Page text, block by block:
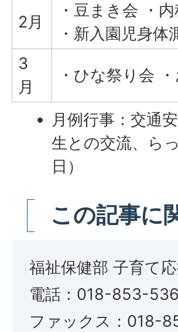
2月
・豆まき会 ・
・新入園児身体
3
月
・ひな祭り会
月例行事：交通
生との交流、ら
日）
この記事に
福祉保健部 子育て
電話：018-853-
ファックス：018-